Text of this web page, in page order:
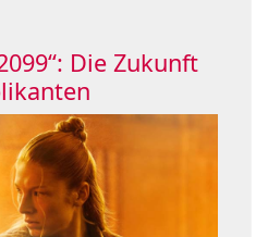
Die Zukunft